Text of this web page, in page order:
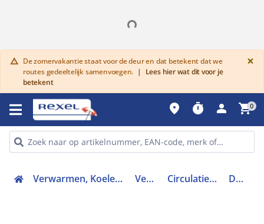
warning De zomervakantie staat voor de deur en dat betekent dat we
routes gedeeltelijk samenvoegen. |
Lees hier wat dit voor je
betekent
×
place timer person shopping_cart0
Verwarmen, Koelen en Ventileren Ventilatie Circulatieventilator DDF35W